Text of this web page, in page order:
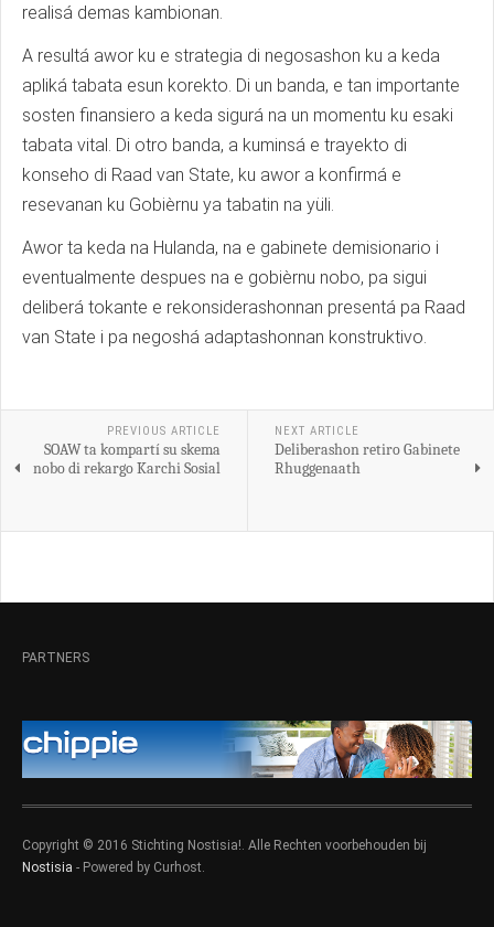
realisá demas kambionan.
A resultá awor ku e strategia di negosashon ku a keda
apliká tabata esun korekto. Di un banda, e tan importante
sosten finansiero a keda sigurá na un momentu ku esaki
tabata vital. Di otro banda, a kuminsá e trayekto di
konseho di Raad van State, ku awor a konfirmá e
resevanan ku Gobièrnu ya tabatin na yüli.
Awor ta keda na Hulanda, na e gabinete demisionario i
eventualmente despues na e gobièrnu nobo, pa sigui
deliberá tokante e rekonsiderashonnan presentá pa Raad
van State i pa negoshá adaptashonnan konstruktivo.
PREVIOUS ARTICLE
SOAW ta kompartí su skema
nobo di rekargo Karchi Sosial
NEXT ARTICLE
Deliberashon retiro Gabinete
Rhuggenaath
PARTNERS
Copyright © 2016 Stichting Nostisia!. Alle Rechten voorbehouden bij
Nostisia - Powered by Curhost.